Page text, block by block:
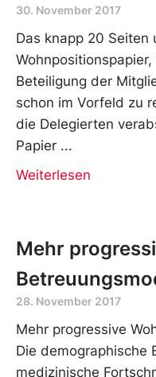
30. November 2017
Das knapp 20 Seiten
Beteiligung der
schon im Vorfeld zu
die Delegierten
Papier
Weiterlesen
Mehr
28. November 2017
Mehr progressive
Die demographische
medizinische